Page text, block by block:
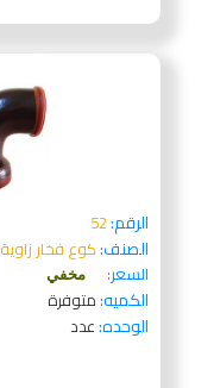
الرقم:52
الصنف:كوع فخار زاوية 90-45 درجة جميع الأقطار
السعر:
مخفي
الكميه:متوفرة
الوحده:عدد